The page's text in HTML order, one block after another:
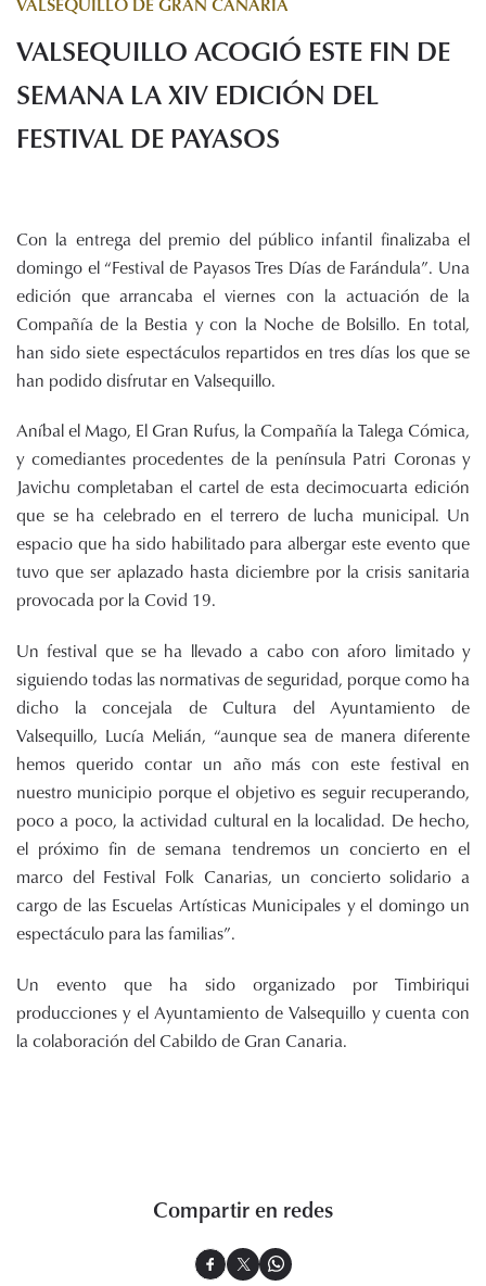
Servicios
Noticias
Recursos
Audiovisuales
Transparencia
Sede electrónica
Contacto
VALSEQUILLO ACOGIÓ ESTE FIN DE
SEMANA LA XIV EDICIÓN DEL
FESTIVAL DE PAYASOS
Con la entrega del premio del público infantil finalizaba el
domingo el “Festival de Payasos Tres Días de Farándula”. Una
edición que arrancaba el viernes con la actuación de la
Compañía de la Bestia y con la Noche de Bolsillo. En total,
han sido siete espectáculos repartidos en tres días los que se
han podido disfrutar en Valsequillo.
Aníbal el Mago, El Gran Rufus, la Compañía la Talega Cómica,
y comediantes procedentes de la península Patri Coronas y
Javichu completaban el cartel de esta decimocuarta edición
que se ha celebrado en el terrero de lucha municipal. Un
espacio que ha sido habilitado para albergar este evento que
tuvo que ser aplazado hasta diciembre por la crisis sanitaria
provocada por la Covid 19.
Un festival que se ha llevado a cabo con aforo limitado y
siguiendo todas las normativas de seguridad, porque como ha
dicho la concejala de Cultura del Ayuntamiento de
Valsequillo, Lucía Melián, “aunque sea de manera diferente
hemos querido contar un año más con este festival en
nuestro municipio porque el objetivo es seguir recuperando,
poco a poco, la actividad cultural en la localidad. De hecho,
el próximo fin de semana tendremos un concierto en el
marco del Festival Folk Canarias, un concierto solidario a
cargo de las Escuelas Artísticas Municipales y el domingo un
espectáculo para las familias”.
Un evento que ha sido organizado por Timbiriqui
producciones y el Ayuntamiento de Valsequillo y cuenta con
la colaboración del Cabildo de Gran Canaria.
Compartir en redes